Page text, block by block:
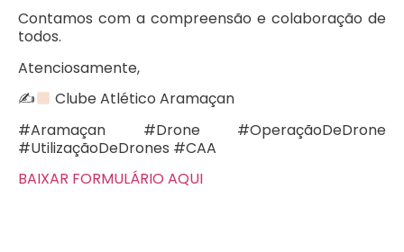
Contamos com a compreensão e colaboração de
todos.
Atenciosamente,
✍
Clube Atlético Aramaçan
#Aramaçan #Drone #OperaçãoDeDrone
#UtilizaçãoDeDrones #CAA
BAIXAR FORMULÁRIO AQUI